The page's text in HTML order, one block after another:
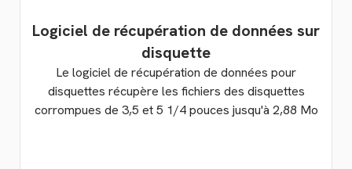
Logiciel de récupération de données sur
disquette
Le logiciel de récupération de données pour
disquettes récupère les fichiers des disquettes
corrompues de 3,5 et 5 1/4 pouces jusqu'à 2,88 Mo